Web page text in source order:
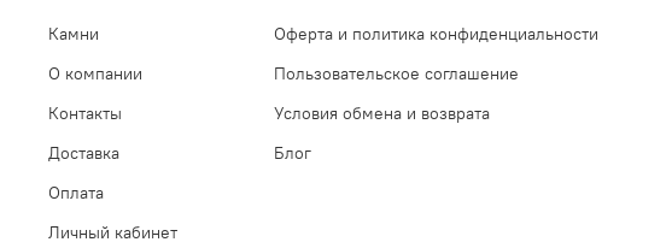
Камни
О компании
Контакты
Доставка
Оплата
Личный кабинет
Оферта и политика конфиденциальности
Пользовательское соглашение
Условия обмена и возврата
Блог